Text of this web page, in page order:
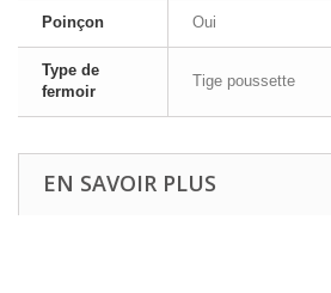
Poinçon Oui
Type de
fermoir
Tige poussette
EN SAVOIR PLUS